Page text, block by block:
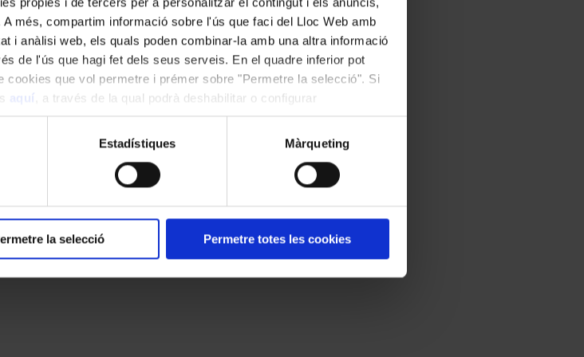
més, compartim informació sobre l'ús que faci del Lloc Web amb
i anàlisi web, els quals poden combinar-la amb una altra informació
de l'ús que hagi fet dels seus serveis. En el quadre inferior pot
cookies que vol permetre i prémer sobre "Permetre la selecció". Si
aquí
, a través de la qual podrà deshabilitar o configurar
Estadístiques Màrqueting
la selecció Permetre totes les cookies